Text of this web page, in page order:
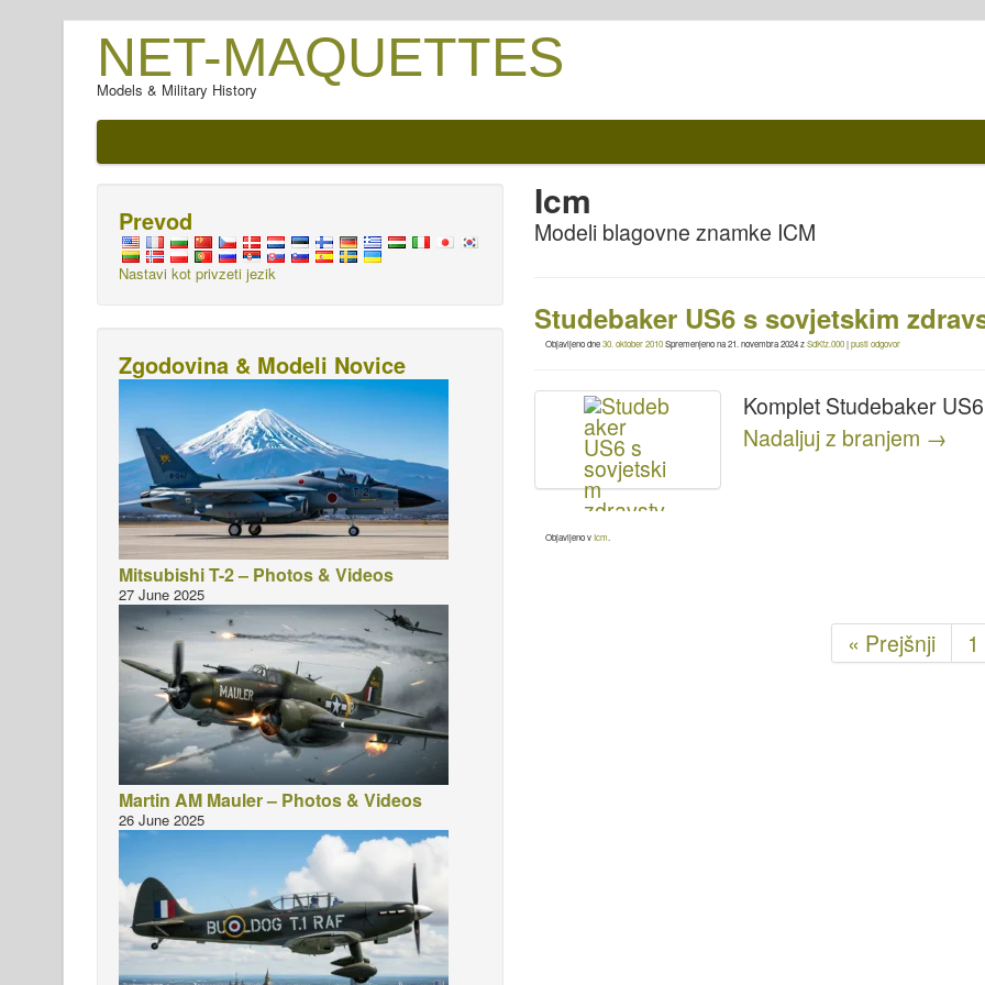
NET-MAQUETTES
Models & Military History
Icm
Modeli blagovne znamke ICM
Studebaker US6 s sovjetskim
Objavljeno dne30. oktober 2010Spremenjeno na21. novembra 2024zSdKfz.000|pusti odgovor
Komplet Studebaker
Nadaljuj z branjem →
Objavljeno vIcm
« Prejšnji 1
Prevod
Nastavi kot privzeti jezik
Zgodovina & Modeli Novice
Mitsubishi T-2 – Photos & Videos
27 June 2025
Martin AM Mauler – Photos & Videos
26 June 2025